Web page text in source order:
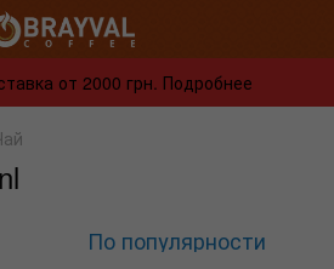
от 2000 грн. Подробнее
По популярности